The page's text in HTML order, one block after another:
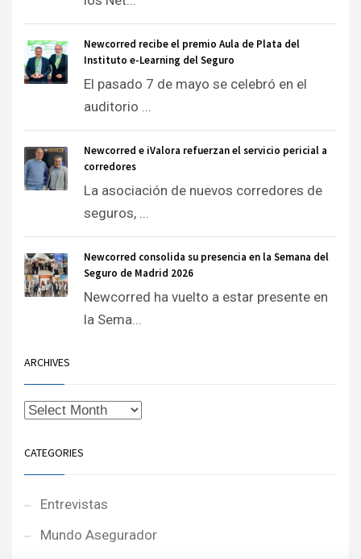
Newcorred recibe el premio Aula de Plata del
Instituto e-Learning del Seguro
El pasado 7 de mayo se celebró en el
auditorio ...
Newcorred e iValora refuerzan el servicio pericial a
corredores
La asociación de nuevos corredores de
seguros, ...
Newcorred consolida su presencia en la Semana del
Seguro de Madrid 2026
Newcorred ha vuelto a estar presente en
la Sema...
ARCHIVES
CATEGORIES
Entrevistas
Mundo Asegurador